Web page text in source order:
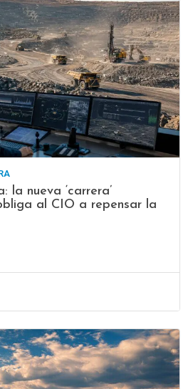
la nueva ‘carrera’
al CIO a repensar la